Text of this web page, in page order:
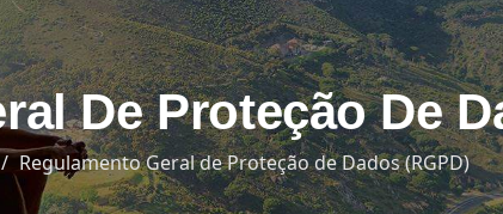
De Proteção De
Regulamento Geral de Proteção de Dados (RGPD)